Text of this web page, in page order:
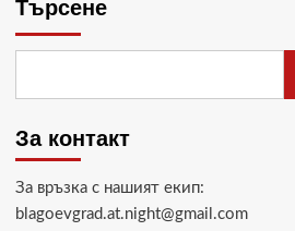
Търсене
За контакт
За връзка с нашият екип:
blagoevgrad.at.night@gmail.com